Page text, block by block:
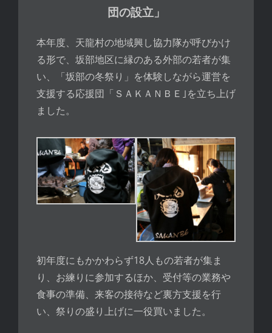
団の設立」
本年度、天龍村の地域興し協力隊が呼びかけ
る形で、坂部地区に縁のある外部の若者が集
い、「坂部の冬祭り」を体験しながら運営を
支援する応援団「ＳＡＫＡＮＢＥ｣を立ち上げ
ました。
初年度にもかかわらず18人もの若者が集ま
り、お練りに参加するほか、受付等の業務や
食事の準備、来客の接待など裏方支援を行
い、祭りの盛り上げに一役買いました。